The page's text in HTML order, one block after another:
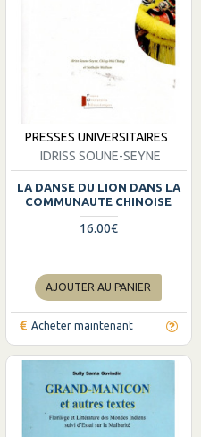
PRESSES UNIVERSITAIRES
IDRISS SOUNE-SEYNE
LA DANSE DU LION DANS LA
COMMUNAUTE CHINOISE
16.00€
AJOUTER AU PANIER
Acheter maintenant